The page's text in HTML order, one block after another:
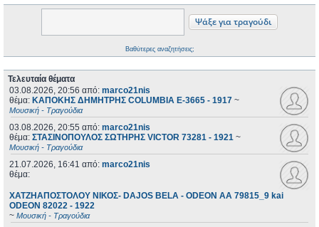
Βαθύτερες αναζητήσεις;
Τελευταία θέματα
03.08.2026, 20:56 από: marco21nis
θέμα: ΚΑΠΟΚΗΣ ΔΗΜΗΤΡΗΣ COLUMBIA E-3665 - 1917 ~
Μουσική - Τραγούδια
03.08.2026, 20:55 από: marco21nis
θέμα: ΣΤΑΣΙΝΟΠΟΥΛΟΣ ΣΩΤΗΡΗΣ VICTOR 73281 - 1921 ~
Μουσική - Τραγούδια
21.07.2026, 16:41 από: marco21nis
θέμα:
ΧΑΤΖΗΑΠΟΣΤΟΛΟΥ ΝΙΚΟΣ- DAJOS BELA - ODEON AA 79815_9 kai
ODEON 82022 - 1922
~ Μουσική - Τραγούδια